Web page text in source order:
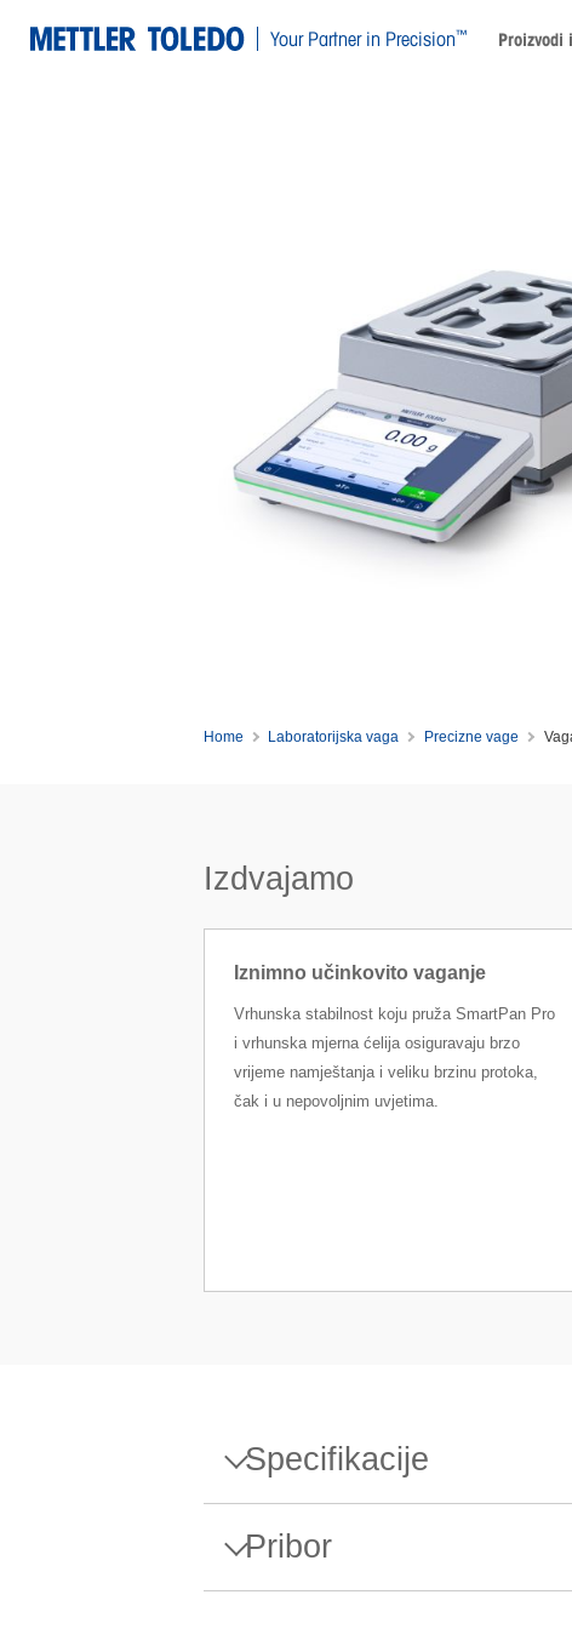
Your Partner in Precision™ Proizvodi
Home Laboratorijska vaga Precizne vage
Izdvajamo
Iznimno učinkovito vaganje
Vrhunska stabilnost koju pruža SmartPan Pro
i vrhunska mjerna ćelija osiguravaju brzo
vrijeme namještanja i veliku brzinu protoka,
čak i u nepovoljnim uvjetima.
Specifikacije
Specifikacije - Vaga XPR4002S/M
Maksimalni kapacitet
Pribor